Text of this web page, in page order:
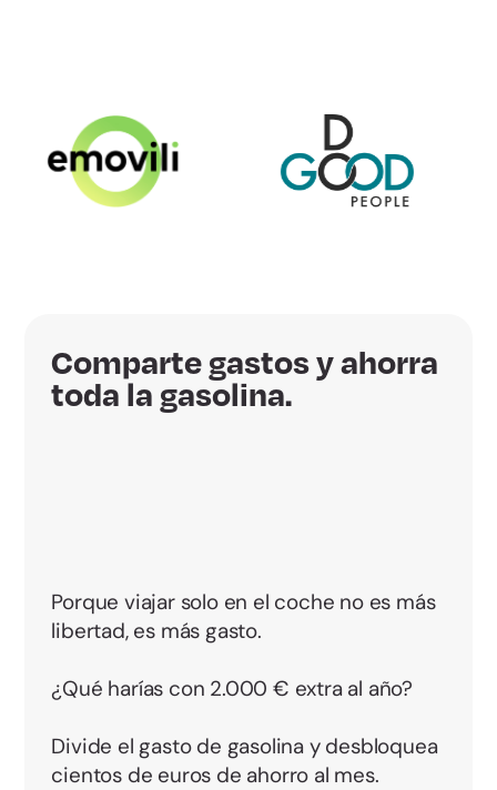
Comparte gastos y ahorra
toda la gasolina.
Porque viajar solo en el coche no es más
libertad, es más gasto.
¿Qué harías con 2.000 € extra al año?
Divide el gasto de gasolina y desbloquea
cientos de euros de ahorro al mes.